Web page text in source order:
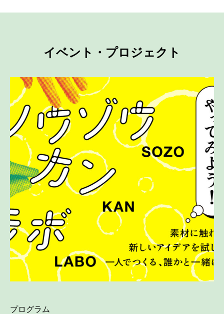
イベント・プロジェクト
プログラム